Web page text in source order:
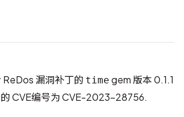
漏洞补丁的 time gem 版本 0.1.1
CVE编号为CVE-2023-28756.